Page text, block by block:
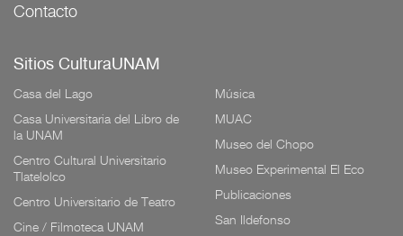
Contacto
Sitios CulturaUNAM
Casa del Lago
Casa Universitaria del Libro de
la UNAM
Centro Cultural Universitario
Tlatelolco
Centro Universitario de Teatro
Cine / Filmoteca UNAM
Música
MUAC
Museo del Chopo
Museo Experimental El Eco
Publicaciones
San Ildefonso